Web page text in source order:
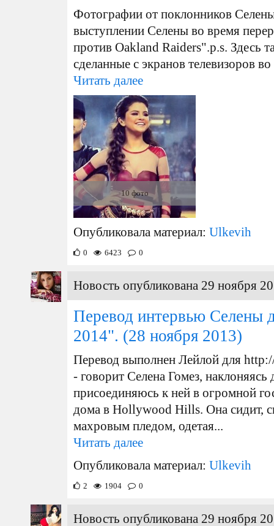
Фотографии от поклонников
выступлении Селены во время
против Oakland Raiders".p.s. Здесь
сделанные с экранов телевизоров
Читать далее
10 фото
Опубликовала материал: Ulkevih
0 6423 0
Новость опубликована 29 ноября
Перевод интервью Селены
2014". (28 ноября 2013)
Перевод выполнен Лейлой для
- говорит Селена Гомез, наклоняясь
присоединяюсь к ней в огромной
дома в Hollywood Hills. Она сидит,
махровым пледом, одетая...
Читать далее
Опубликовала материал: Ulkevih
2 1904 0
Новость опубликована 29 ноября